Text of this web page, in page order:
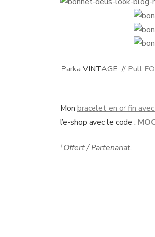
Parka VINTAGE // Pull
Monbracelet en or fin
l’e-shop avec le code :
*Offert / Partenariat.